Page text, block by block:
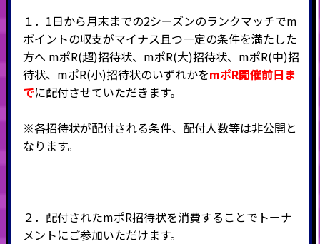
１．1日から月末までの2シーズンのランクマッチでm
ポイントの収支がマイナス且つ一定の条件を満たした
方へ mポR(超)招待状、mポR(大)招待状、mポR(中)招
待状、mポR(小)招待状のいずれかをmポR開催前日ま
でに配付させていただきます。
※各招待状が配付される条件、配付人数等は非公開と
なります。
２．配付されたmポR招待状を消費することでトーナ
メントにご参加いただけます。